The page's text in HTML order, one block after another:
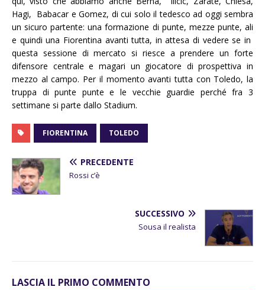
Hagi, Babacar e Gomez, di cui solo il tedesco ad oggi sembra
un sicuro partente: una formazione di punte, mezze punte, ali
e quindi una Fiorentina avanti tutta, in attesa di vedere se in
questa sessione di mercato si riesce a prendere un forte
difensore centrale e magari un giocatore di prospettiva in
mezzo al campo. Per il momento avanti tutta con Toledo, la
truppa di punte punte e le vecchie guardie perché fra 3
settimane si parte dallo Stadium.
FIORENTINA TOLEDO
PRECEDENTE
Rossi c’è
SUCCESSIVO
Sousa il realista
LASCIA IL PRIMO COMMENTO